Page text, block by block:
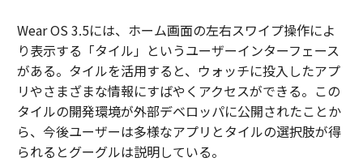
Wear OS 3.5には、ホーム画面の左右スワイプ操作によ
り表示する「タイル」というユーザーインターフェース
がある。タイルを活用すると、ウォッチに投入したアプ
リやさまざまな情報にすばやくアクセスができる。この
タイルの開発環境が外部デベロッパに公開されたことか
ら、今後ユーザーは多様なアプリとタイルの選択肢が得
られるとグーグルは説明している。